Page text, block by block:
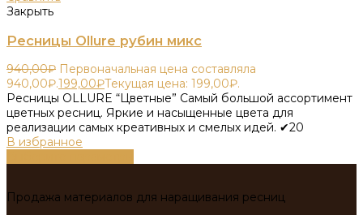
Закрыть
Ресницы Ollure рубин микс
940,00₽ Первоначальная цена составляла
940,00₽.199,00₽Текущая цена: 199,00₽.
Ресницы OLLURE “Цветные” Самый большой ассортимент
цветных ресниц. Яркие и насыщенные цвета для
реализации самых креативных и смелых идей. ✔20
В избранное
Продажа материалов для наращивания ресниц